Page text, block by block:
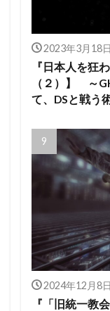
2023年3月18日
『日本人を狂
（２）】 ～
て、DSと戦う
2024年12月8日
『「旧統一教